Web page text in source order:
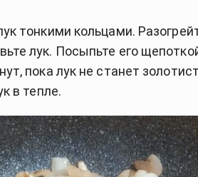
тонкими кольцами.
лук. Посыпьте его
пока лук не станет
в тепле.